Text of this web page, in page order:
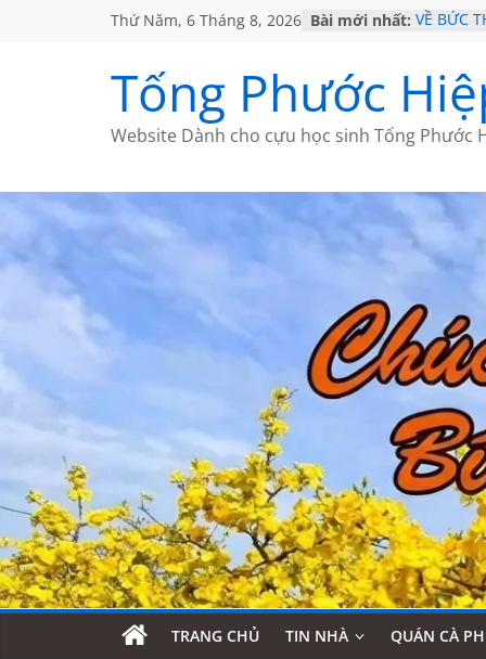
Thứ Năm, 6 Tháng 8, 2026 Bài mới nhất: VỀ BỨC
MỘT ĐỜI
SÁCH
BẤT
Tống Phước
Website Dành cho cựu học sinh Tống Phước
TRANG CHỦ TIN NHÀ QUÁN CÀ